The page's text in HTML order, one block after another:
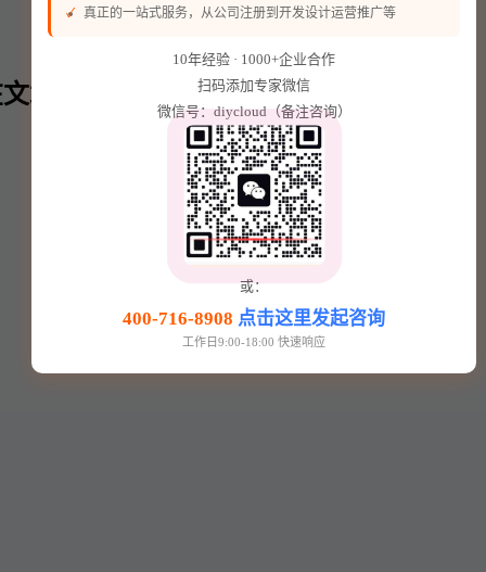
章内⬇️
真正的一站式服务，从公司注册到开发设计运营推广等
10年经验 · 1000+企业合作
扫码添加专家微信
微信号：diycloud（备注咨询）
或：
400-716-8908 点击这里发起咨询
工作日9:00-18:00 快速响应